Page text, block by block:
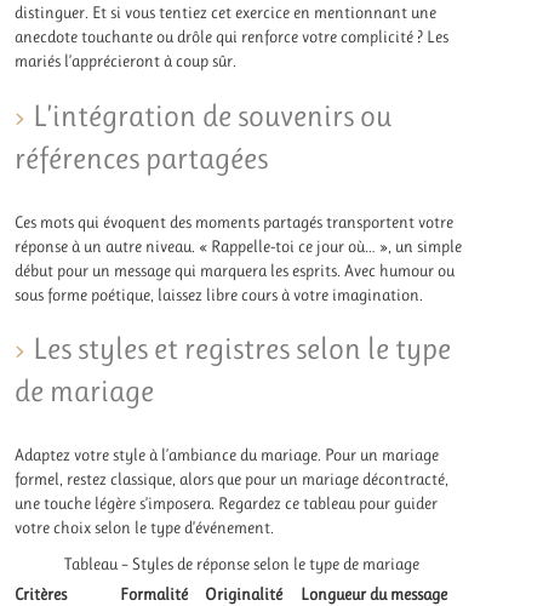
distinguer. Et si vous tentiez cet exercice en mentionnant une
anecdote touchante ou drôle qui renforce votre complicité ? Les
mariés l’apprécieront à coup sûr.
L’intégration de souvenirs ou
références partagées
Ces mots qui évoquent des moments partagés transportent votre
réponse à un autre niveau. « Rappelle-toi ce jour où… », un simple
début pour un message qui marquera les esprits. Avec humour ou
sous forme poétique, laissez libre cours à votre imagination.
Les styles et registres selon le type
de mariage
Adaptez votre style à l’ambiance du mariage. Pour un mariage
formel, restez classique, alors que pour un mariage décontracté,
une touche légère s’imposera. Regardez ce tableau pour guider
votre choix selon le type d’événement.
Tableau – Styles de réponse selon le type de mariage
Critères
Formalité Originalité Longueur du message